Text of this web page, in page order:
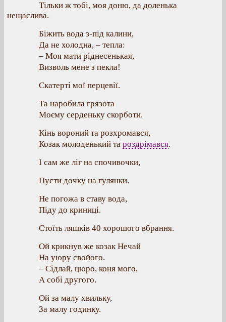
Тільки ж тобі, моя доню, да доленька
нещаслива.
Біжить вода з-під калини,
Да не холодна, – тепла:
– Моя мати ріднесенькая,
Визволь мене з пекла!
Скатерті мої перцевії.
Та наробила грязота
Моєму серденьку скорботи.
Кінь вороний та розхромався,
Козак молоденький та роздрімався.
І сам же ліг на спочивочки,
Пусти дочку на гулянки.
Не погожа в ставу вода,
Піду до криниці.
Стоїть ляшків 40 хорошого вбрання.
Ой крикнув же козак Нечай
На уюру свойого.
– Сідлай, цюро, коня мого,
А собі другого.
Ой за малу хвильку,
За малу годинку.